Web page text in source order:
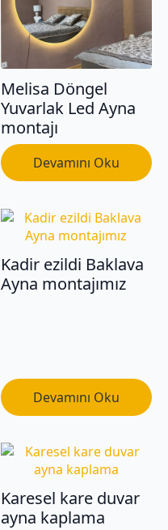
Melisa Döngel
Yuvarlak Led Ayna
montajı
Devamını Oku
Kadir ezildi Baklava
Ayna montajımız
Devamını Oku
Karesel kare duvar
ayna kaplama